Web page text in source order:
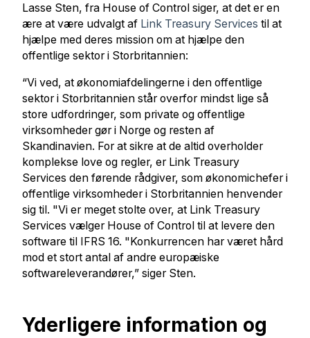
Lasse Sten, fra House of Control siger, at det er en
ære at være udvalgt af Link Treasury Services til at
hjælpe med deres mission om at hjælpe den
offentlige sektor i Storbritannien:
“Vi ved, at økonomiafdelingerne i den offentlige
sektor i Storbritannien står overfor mindst lige så
store udfordringer, som private og offentlige
virksomheder gør i Norge og resten af
Skandinavien. For at sikre at de altid overholder
komplekse love og regler, er Link Treasury
Services den førende rådgiver, som økonomichefer i
offentlige virksomheder i Storbritannien henvender
sig til. "Vi er meget stolte over, at Link Treasury
Services vælger House of Control til at levere den
software til IFRS 16. "Konkurrencen har været hård
mod et stort antal af andre europæiske
softwareleverandører,” siger Sten.
Yderligere information og